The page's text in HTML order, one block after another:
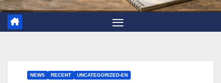
NEWS RECENT UNCATEGORIZED-EN